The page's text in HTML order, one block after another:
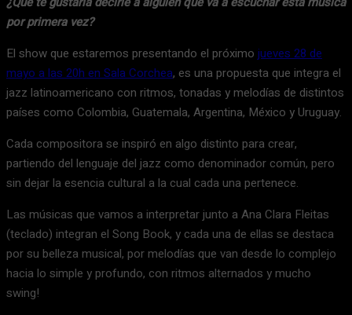
por primera vez?
El show que estaremos presentando el próximo jueves 28 de
mayo a las 20h en Sala Corchea, es una propuesta que integra el
jazz latinoamericano con ritmos, tonadas y melodías de distintos
países como Colombia, Guatemala, Argentina, México y Uruguay.
Cada compositora se inspiró en algo distinto para crear,
partiendo del lenguaje del jazz como denominador común, pero
sin dejar la esencia cultural a la cual cada una pertenece.
Las músicas que vamos a interpretar junto a Ana Clara Fleitas
(teclado) integran el Song Book, y cada una de ellas se destaca
por su belleza musical, por melodías que van desde lo complejo
hacia lo simple y profundo, con ritmos alternados y mucho
swing!